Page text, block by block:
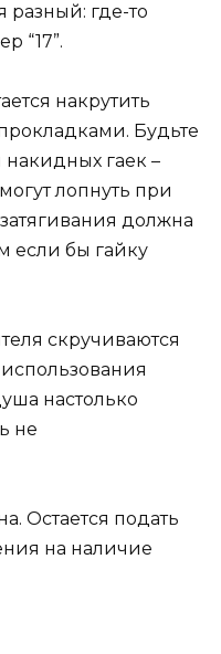
разный: где-то
“17”.
накрутить
Будьте
гаек –
лопнуть при
должна
если бы гайку
скручиваются
настолько
не
Остается подать
на наличие